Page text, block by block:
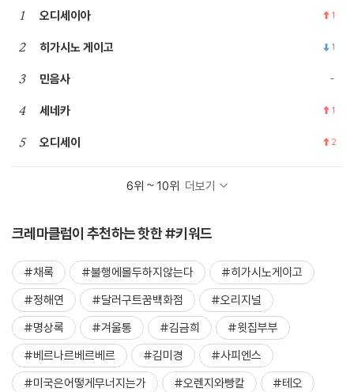
1 오디세이아 1
2 히가시노 게이고 1
3 민음사
4 세네카 1
5 오디세이 2
6위 ~ 10위 더보기
크레마클럽이 추천하는 핫한 #키워드
#채록 #불행에몰두하지않는다
#히가시노게이고
#정해연
#달러구트꿈백화점
#오리지널
#명상록
#겨울통 #김금희
#윗집부부
#베르나르베르베르
#김미경
#사피엔스
#미국은어떻게무너지는가
#오렌지와빵칼
#테오